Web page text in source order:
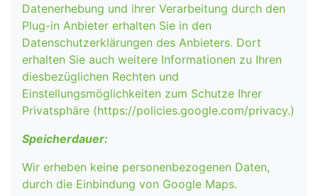
Datenerhebung und ihrer Verarbeitung durch den
Plug-in Anbieter erhalten Sie in den
Datenschutzerklärungen des Anbieters. Dort
erhalten Sie auch weitere Informationen zu Ihren
diesbezüglichen Rechten und
Einstellungsmöglichkeiten zum Schutze Ihrer
Privatsphäre (https://policies.google.com/privacy.)
Speicherdauer:
Wir erheben keine personenbezogenen Daten,
durch die Einbindung von Google Maps.